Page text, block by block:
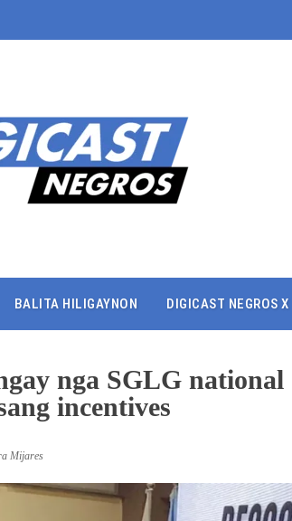
BALITA HILIGAYNON DIGICAST NEGROS X
nga SGLG
incentives
Mijares